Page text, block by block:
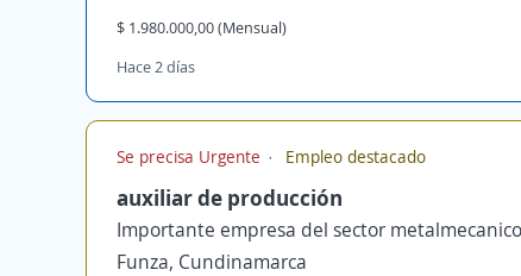
$ 1.980.000,00 (Mensual)
Hace 2 días
Se precisa Urgente Empleo destacado
auxiliar de producción
Importante empresa del sector metalmecanico
Funza, Cundinamarca